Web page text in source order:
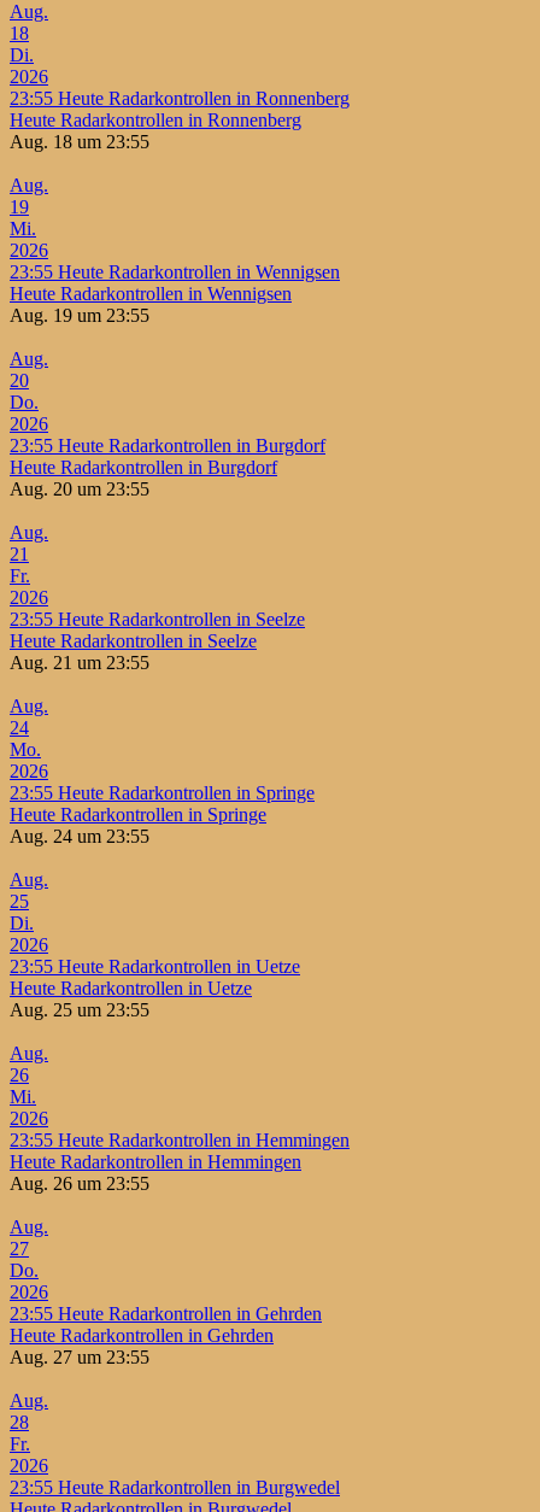
Aug.
18
Di.
2026
23:55 Heute Radarkontrollen in Ronnenberg
Heute Radarkontrollen in Ronnenberg
Aug. 18 um 23:55
Aug.
19
Mi.
2026
23:55 Heute Radarkontrollen in Wennigsen
Heute Radarkontrollen in Wennigsen
Aug. 19 um 23:55
Aug.
20
Do.
2026
23:55 Heute Radarkontrollen in Burgdorf
Heute Radarkontrollen in Burgdorf
Aug. 20 um 23:55
Aug.
21
Fr.
2026
23:55 Heute Radarkontrollen in Seelze
Heute Radarkontrollen in Seelze
Aug. 21 um 23:55
Aug.
24
Mo.
2026
23:55 Heute Radarkontrollen in Springe
Heute Radarkontrollen in Springe
Aug. 24 um 23:55
Aug.
25
Di.
2026
23:55 Heute Radarkontrollen in Uetze
Heute Radarkontrollen in Uetze
Aug. 25 um 23:55
Aug.
26
Mi.
2026
23:55 Heute Radarkontrollen in Hemmingen
Heute Radarkontrollen in Hemmingen
Aug. 26 um 23:55
Aug.
27
Do.
2026
23:55 Heute Radarkontrollen in Gehrden
Heute Radarkontrollen in Gehrden
Aug. 27 um 23:55
Aug.
28
Fr.
2026
23:55 Heute Radarkontrollen in Burgwedel